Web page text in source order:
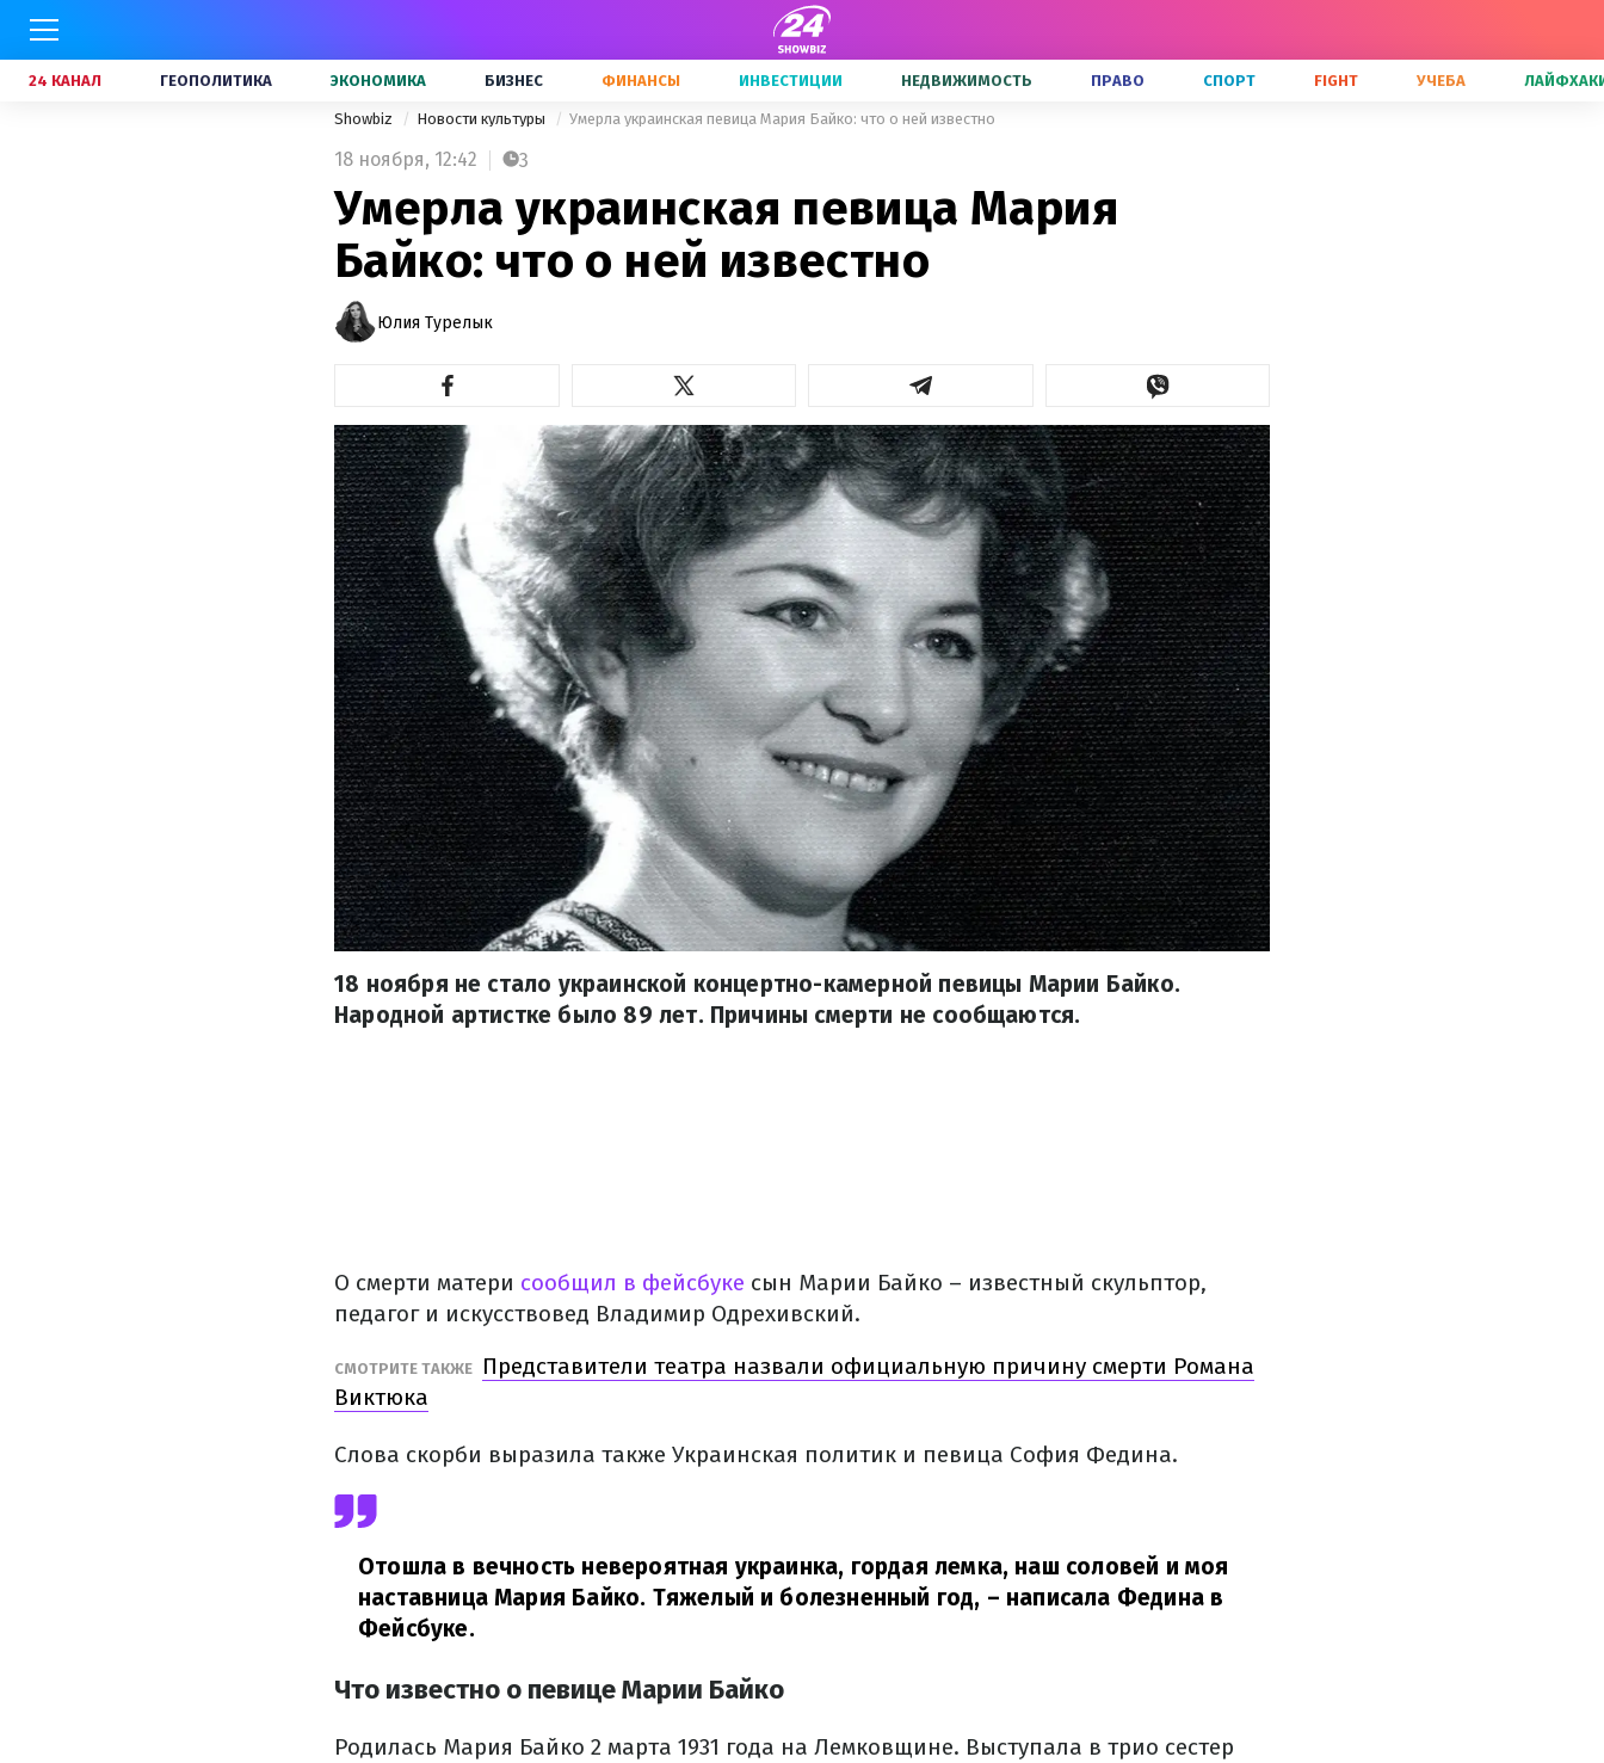
24 КАНАЛ ГЕОПОЛИТИКА ЭКОНОМИКА БИЗНЕС ФИНАНСЫ ИНВЕСТИЦИИ НЕДВИЖИМОСТЬ ПРАВО СПОРТ FIGHT УЧЕБА
Showbiz Новости культуры Умерла украинская певица Мария Байко: что о ней известно
18 ноября, 12:42 3
Умерла украинская певица Мария
Байко: что о ней известно
Юлия Турелык
18 ноября не стало украинской концертно-камерной певицы Марии Байко.
Народной артистке было 89 лет. Причины смерти не сообщаются.
О смерти матери сообщил в фейсбуке сын Марии Байко – известный скульптор,
педагог и искусствовед Владимир Одрехивский.
СМОТРИТЕ ТАКЖЕ
Представители театра назвали официальную причину смерти Романа
Виктюка
Слова скорби выразила также Украинская политик и певица София Федина.
Отошла в вечность невероятная украинка, гордая лемка, наш соловей и моя
наставница Мария Байко. Тяжелый и болезненный год, – написала Федина в
Фейсбуке.
Что известно о певице Марии Байко
Родилась Мария Байко 2 марта 1931 года на Лемковщине. Выступала в трио сестер